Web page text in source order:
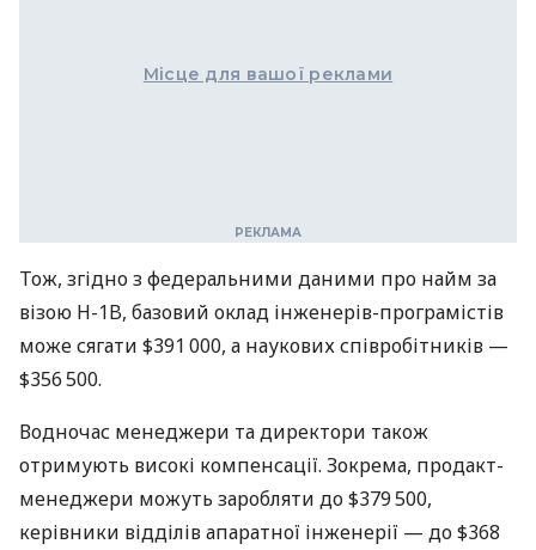
Місце для вашої реклами
Тож, згідно з федеральними даними про найм за
візою H-1B, базовий оклад інженерів-програмістів
може сягати $391 000, а наукових співробітників —
$356 500.
Водночас менеджери та директори також
отримують високі компенсації. Зокрема, продакт-
менеджери можуть заробляти до $379 500,
керівники відділів апаратної інженерії — до $368